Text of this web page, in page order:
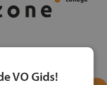
VO Gids!